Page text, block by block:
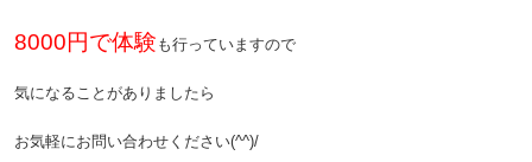
8000円で体験 も行っていますので
気になることがありましたら
お気軽にお問い合わせください(^^)/